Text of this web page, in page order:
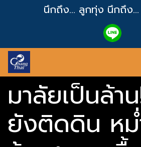
นึกถึง... ลูกทุ่ง นึกถึง...
มาลัยเป็นล้า
ยังติดดิน หม่